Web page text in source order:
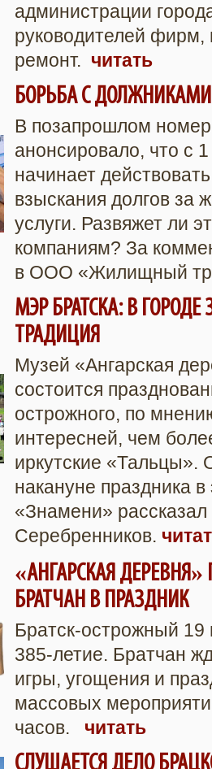
администрации
руководителей фирм,
ремонт. читать
БОРЬБА С
В позапрошлом
анонсировало, что с
начинает
взыскания долгов
услуги. Развяжет ли
компаниям? За
в ООО «Жилищный
МЭР БРАТСКА: В
ТРАДИЦИЯ
Музей «Ангарская
состоится
острожного, по
интересней, чем
иркутские «Тальцы».
накануне праздника
«Знамени»
Серебренников.
«АНГАРСКАЯ ДЕРЕВНЯ»
БРАТЧАН В ПРАЗДНИК
Братск-острожный 19
385-летие. Братчан
игры, угощения и
массовых
часов. читать